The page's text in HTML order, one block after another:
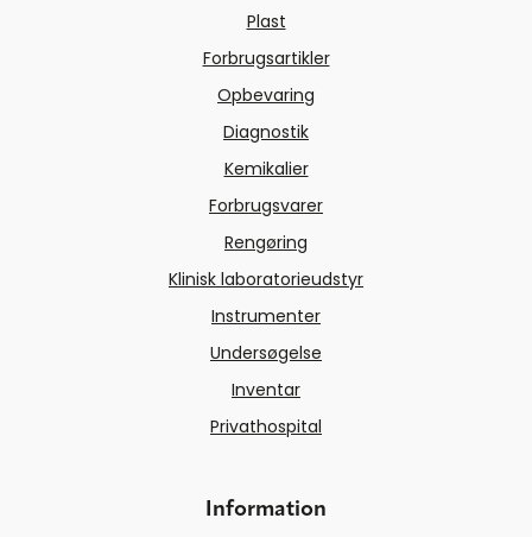
Plast
Forbrugsartikler
Opbevaring
Diagnostik
Kemikalier
Forbrugsvarer
Rengøring
Klinisk laboratorieudstyr
Instrumenter
Undersøgelse
Inventar
Privathospital
Information